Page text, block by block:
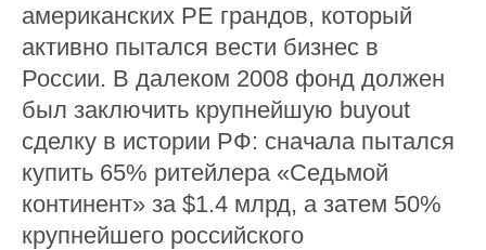
американских PE грандов, который
активно пытался вести бизнес в
России. В далеком 2008 фонд должен
был заключить крупнейшую buyout
сделку в истории РФ: сначала пытался
купить 65% ритейлера «Седьмой
континент» за $1.4 млрд, а затем 50%
крупнейшего российского